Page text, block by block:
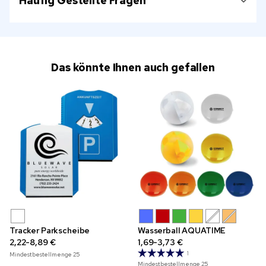
Das könnte Ihnen auch gefallen
Tracker Parkscheibe
2,22-8,89 €
Mindestbestellmenge25
Wasserball AQUATIME
1,69-3,73 €
1
Mindestbestellmenge25